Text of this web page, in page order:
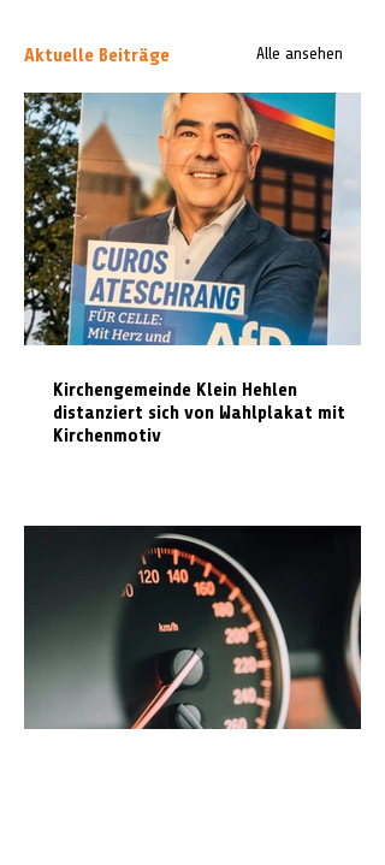
Aktuelle Beiträge Alle ansehen
Kirchengemeinde Klein Hehlen
distanziert sich von Wahlplakat mit
Kirchenmotiv